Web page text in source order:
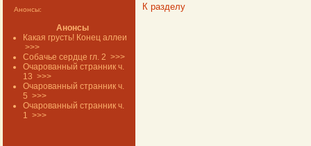
Анонсы:
Анонсы
Какая грусть! Конец аллеи
>>>
Собачье сердце гл. 2 >>>
Очарованный странник ч.
13 >>>
Очарованный странник ч.
5 >>>
Очарованный странник ч.
1 >>>
К разделу